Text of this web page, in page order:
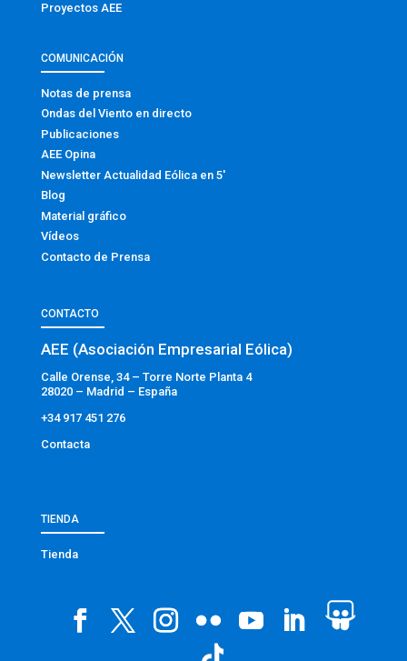
Proyectos AEE
COMUNICACIÓN
Notas de prensa
Ondas del Viento en directo
Publicaciones
AEE Opina
Newsletter Actualidad Eólica en 5′
Blog
Material gráfico
Vídeos
Contacto de Prensa
CONTACTO
AEE (Asociación Empresarial Eólica)
Calle Orense, 34 – Torre Norte Planta 4
28020 – Madrid – España
+34 917 451 276
Contacta
TIENDA
Tienda